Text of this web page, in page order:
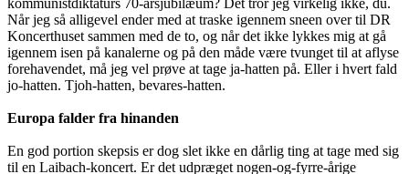
Når jeg så alligevel ender med at traske igennem sneen over til DR
Koncerthuset sammen med de to, og når det ikke lykkes mig at gå
igennem isen på kanalerne og på den måde være tvunget til at aflyse
forehavendet, må jeg vel prøve at tage ja-hatten på. Eller i hvert fald
jo-hatten. Tjoh-hatten, bevares-hatten.
Europa falder fra hinanden
En god portion skepsis er dog slet ikke en dårlig ting at tage med sig
til en Laibach-koncert. Er det udpræget nogen-og-fyrre-årige